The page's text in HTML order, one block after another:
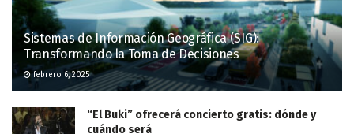
Sistemas de Información Geográfica (SIG):
Transformando la Toma de Decisiones
febrero 6, 2025
“El Buki” ofrecerá concierto gratis: dónde y
cuándo será